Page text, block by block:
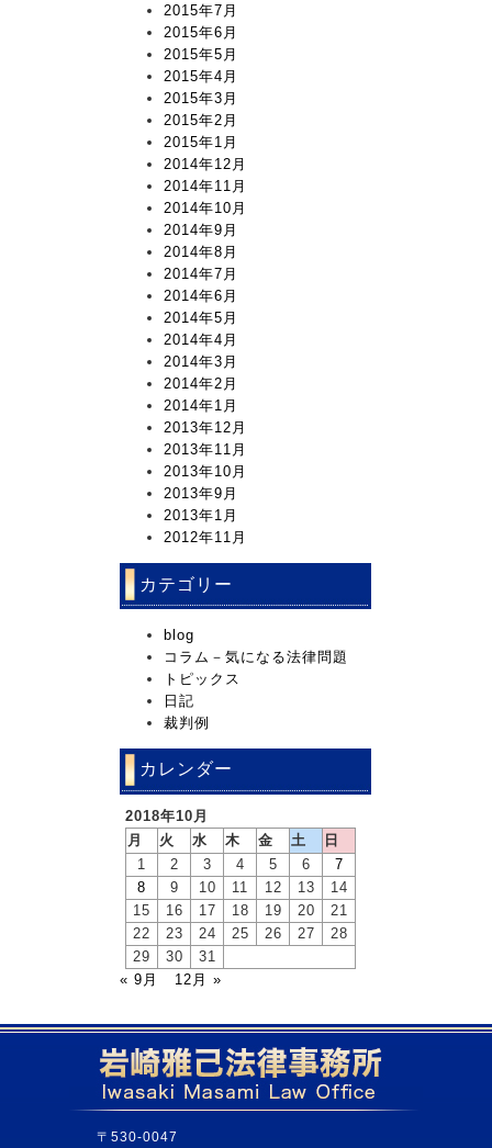
2015年7月
2015年6月
2015年5月
2015年4月
2015年3月
2015年2月
2015年1月
2014年12月
2014年11月
2014年10月
2014年9月
2014年8月
2014年7月
2014年6月
2014年5月
2014年4月
2014年3月
2014年2月
2014年1月
2013年12月
2013年11月
2013年10月
2013年9月
2013年1月
2012年11月
カテゴリー
blog
コラム－気になる法律問題
トピックス
日記
裁判例
カレンダー
2018年10月
月
火 水 木 金 土
日
1
2 3 4 5 6
7
8
9 10 11 12 13
14
15
16 17 18 19 20
21
22
23 24 25 26 27
28
29
30
31
« 9月
12月 »
〒530-0047